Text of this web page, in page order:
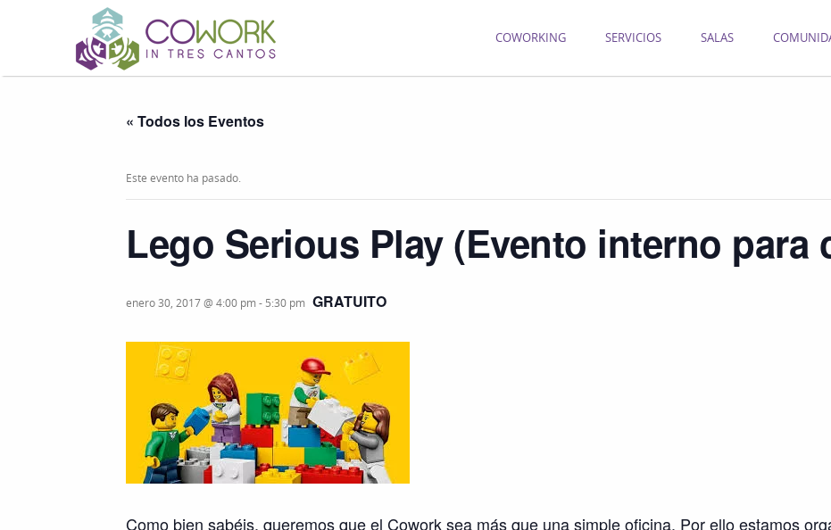
COWORKING SERVICIOS SALAS
« Todos los Eventos
Este evento ha pasado.
Lego Serious Play (Evento interno para
enero 30, 2017 @ 4:00 pm- 5:30 pm GRATUITO
Como bien sabéis, queremos que el Cowork sea más que una simple oficina. Por ello estamos